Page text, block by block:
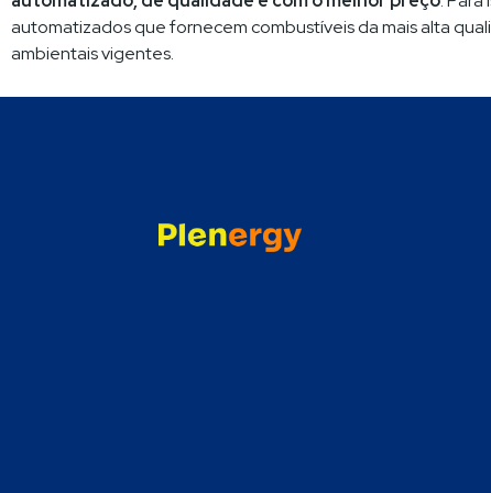
automatizados que fornecem combustíveis da mais alta
ambientais vigentes.